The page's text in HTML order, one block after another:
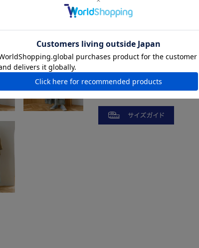
アイテムサイズ
サイズ 後着丈
M